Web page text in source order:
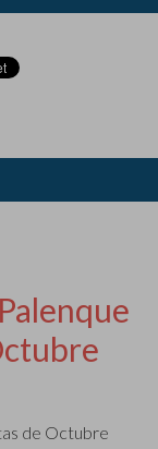
de Octubre